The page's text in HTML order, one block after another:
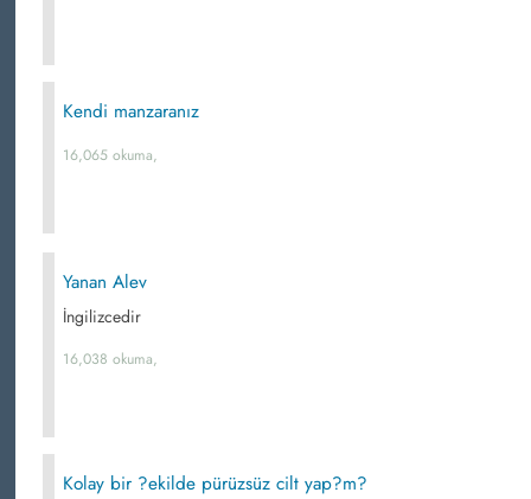
Kendi manzaranız
16,065 okuma,
Yanan Alev
İngilizcedir
16,038 okuma,
Kolay bir ?ekilde pürüzsüz cilt yap?m?